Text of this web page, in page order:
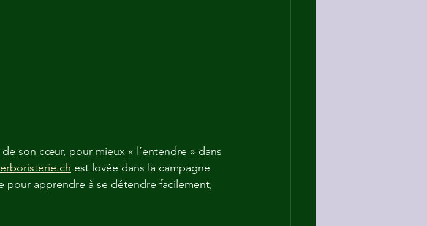
son cœur, pour mieux « l’entendre » dans
est lovée dans la campagne
pour apprendre à se détendre facilement,